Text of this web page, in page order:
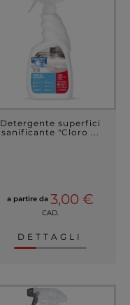
Detergente superfici
sanificante "Cloro ...
a partire da 3,00 €
CAD.
DETTAGLI